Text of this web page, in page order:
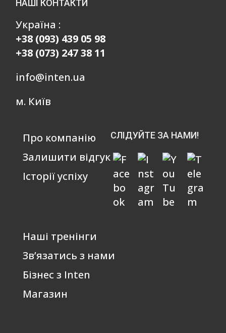
НАШІ КОНТАКТИ
Україна :
+38 (093) 439 05 98
+38 (073) 247 38 11
info@inten.ua
м. Київ
Про компанію
Залишити відгук
Історії успіху
СЛІДУЙТЕ ЗА НАМИ!
Наші тренінги
Зв’язатись з нами
Бізнес з Inten
Магазин